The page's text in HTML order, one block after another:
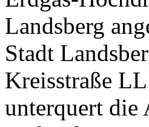
Landsberg
Stadt
Kreisstraße
unterquert die